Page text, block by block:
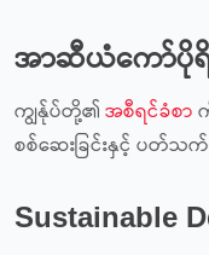
အာဆီယံကော်ပို
ကျွန်ုပ်တို့၏အစီရင်ခံစာ
စစ်ဆေးခြင်းနှင့် ပတ်
Sustainable